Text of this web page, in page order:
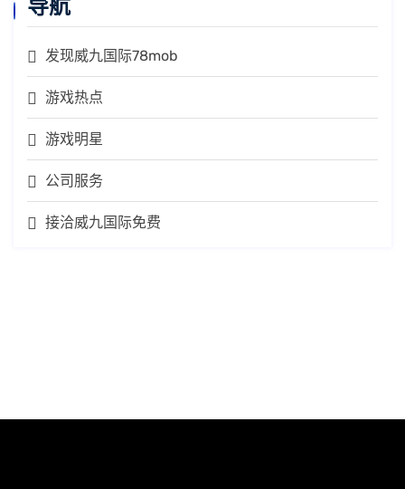
导航
发现威九国际78mob
游戏热点
游戏明星
公司服务
接洽威九国际免费